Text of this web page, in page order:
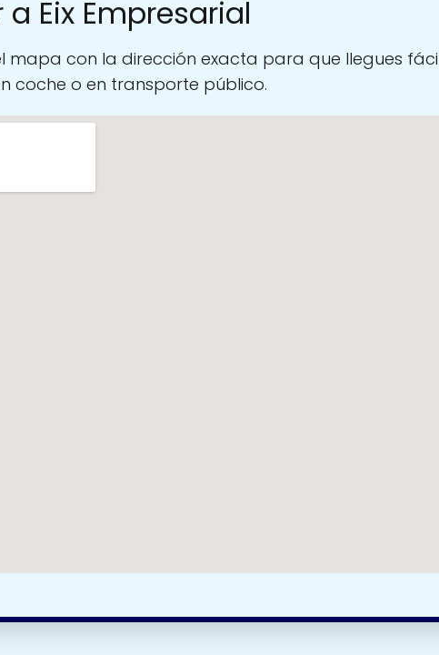
Eix Empresarial
mapa con la dirección exacta para que llegues
coche o en transporte público.